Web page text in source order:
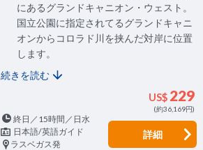
にあるグランドキャニオン・ウェスト。
国立公園に指定されてるグランドキャニ
オンからコロラド川を挟んだ対岸に位置
します。
続きを読む
US$ 229
(約36,169円)
終日／15時間／日水
日本語/英語ガイド
ラスベガス発
詳細